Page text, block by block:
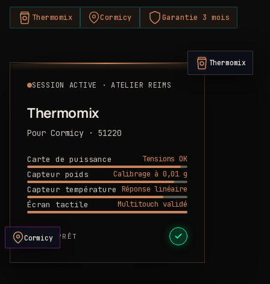
Thermomix Cormicy Garantie 3 mois
SESSION ACTIVE · ATELIER REIMS
Thermomix
Pour Cormicy · 51220
Carte de puissance
Tensions OK
Capteur poids
Calibrage à 0,01 g
Capteur température Réponse linéaire
Écran tactile
Multitouch validé
DEVIS PRÊT
Thermomix
Cormicy